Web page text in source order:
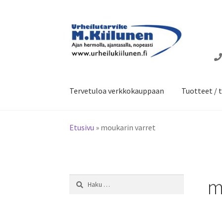
Siirry
navigointiin
Siirry
sisältöön
Tervetuloa verkkokauppaan Tuotteet /
Etusivu » moukarin varret
Haku: